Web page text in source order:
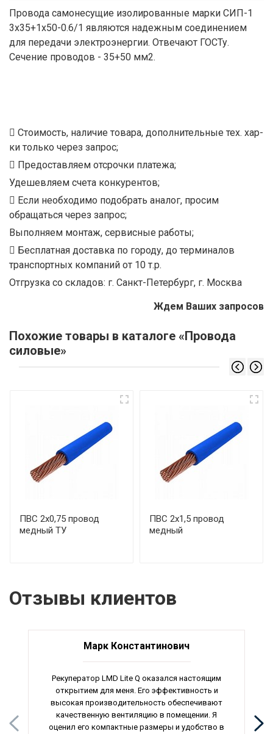
Провода самонесущие изолированные марки СИП-1
3х35+1х50-0.6/1 являются надежным соединением
для передачи электроэнергии. Отвечают ГОСТу.
Сечение проводов - 35+50 мм2.
Стоимость, наличие товара, дополнительные тех. хар-
ки только через запрос;
Предоставляем отсрочки платежа;
Удешевляем счета конкурентов;
Если необходимо подобрать аналог, просим
обращаться через запрос;
Выполняем монтаж, сервисные работы;
Бесплатная доставка по городу, до терминалов
транспортных компаний от 10 т.р.
Отгрузка со складов: г. Санкт-Петербург, г. Москва
Ждем Ваших запросов
Похожие товары в каталоге «Провода
силовые»
ПВС 2х0,75 провод
медный ТУ
ПВС 2х1,5 провод
медный
Отзывы клиентов
Марк Константинович
Рекуператор LMD Lite Q оказался настоящим
открытием для меня. Его эффективность и
высокая производительность обеспечивают
качественную вентиляцию в помещении. Я
оценил его компактные размеры и удобство в